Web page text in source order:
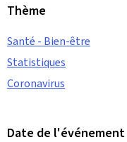
Thème
Santé - Bien-être
Statistiques
Coronavirus
Date de l'événement